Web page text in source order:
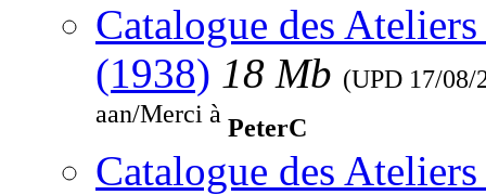
Catalogue des
(1938) 18 Mb (UPD 17/08/
aan/Merci à PeterC
Catalogue des